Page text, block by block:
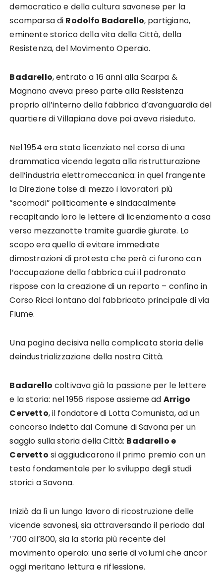
democratico e della cultura savonese per la
scomparsa di Rodolfo Badarello, partigiano,
eminente storico della vita della Città, della
Resistenza, del Movimento Operaio.
Badarello, entrato a 16 anni alla Scarpa &
Magnano aveva preso parte alla Resistenza
proprio all’interno della fabbrica d’avanguardia del
quartiere di Villapiana dove poi aveva risieduto.
Nel 1954 era stato licenziato nel corso di una
drammatica vicenda legata alla ristrutturazione
dell’industria elettromeccanica: in quel frangente
la Direzione tolse di mezzo i lavoratori più
“scomodi” politicamente e sindacalmente
recapitando loro le lettere di licenziamento a casa
verso mezzanotte tramite guardie giurate. Lo
scopo era quello di evitare immediate
dimostrazioni di protesta che però ci furono con
l’occupazione della fabbrica cui il padronato
rispose con la creazione di un reparto – confino in
Corso Ricci lontano dal fabbricato principale di via
Fiume.
Una pagina decisiva nella complicata storia delle
deindustrializzazione della nostra Città.
Badarello coltivava già la passione per le lettere
e la storia: nel 1956 rispose assieme ad Arrigo
Cervetto, il fondatore di Lotta Comunista, ad un
concorso indetto dal Comune di Savona per un
saggio sulla storia della Città: Badarello e
Cervetto si aggiudicarono il primo premio con un
testo fondamentale per lo sviluppo degli studi
storici a Savona.
Iniziò da lì un lungo lavoro di ricostruzione delle
vicende savonesi, sia attraversando il periodo dal
‘700 all’800, sia la storia più recente del
movimento operaio: una serie di volumi che ancor
oggi meritano lettura e riflessione.